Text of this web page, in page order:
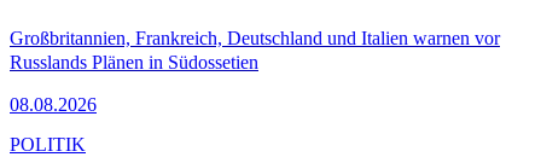
Großbritannien, Frankreich, Deutschland und Italien warnen vor
Russlands Plänen in Südossetien
08.08.2026
POLITIK